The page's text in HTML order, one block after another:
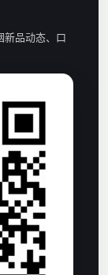
新品动态、口